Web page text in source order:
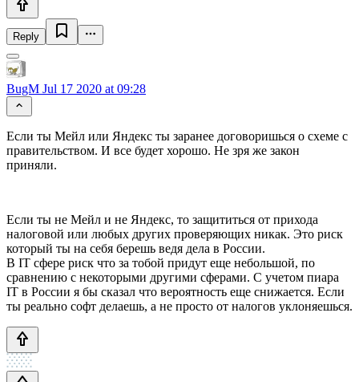
Reply
BugM Jul 17 2020 at 09:28
Если ты Мейл или Яндекс ты заранее договоришься о схеме с
правительством. И все будет хорошо. Не зря же закон
приняли.
Если ты не Мейл и не Яндекс, то защититься от прихода
налоговой или любых других проверяющих никак. Это риск
который ты на себя берешь ведя дела в России.
В IT сфере риск что за тобой придут еще небольшой, по
сравнению с некоторыми другими сферами. С учетом пиара
IT в России я бы сказал что вероятность еще снижается. Если
ты реально софт делаешь, а не просто от налогов уклоняешься.